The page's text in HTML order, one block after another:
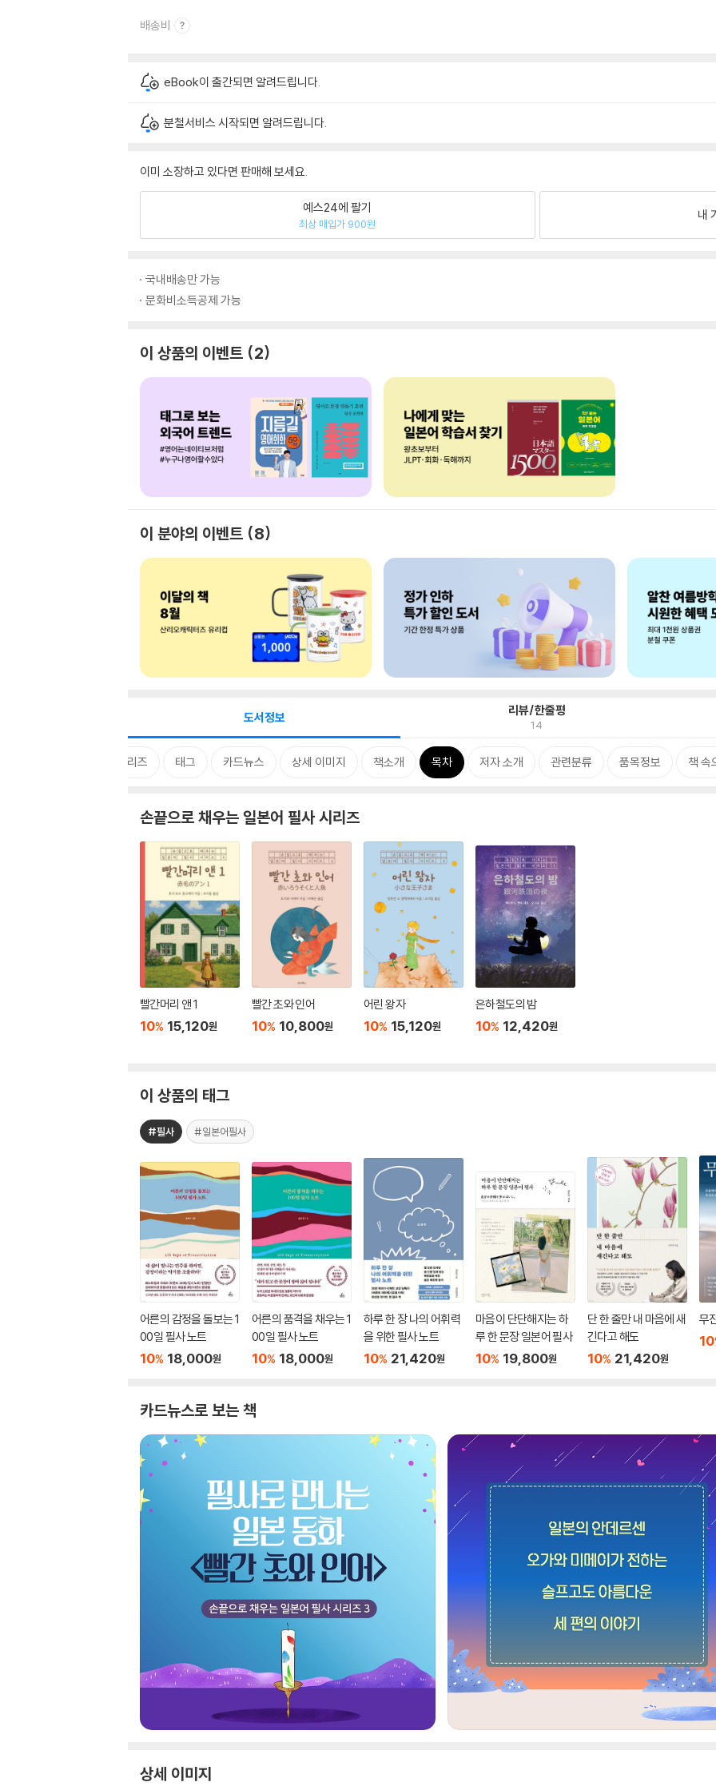
배송비
eBook이 출간되면 알려드립니다.
분철서비스 시작되면 알려드립니다.
이미 소장하고 있다면 판매해 보세요.
예스24에 팔기
최상 매입가 900원
내
국내배송만 가능
문화비소득공제 가능
이 상품의 이벤트 2
이 분야의 이벤트 8
도서정보 리뷰/한줄평
14
시리즈 태그 카드뉴스 상세 이미지 책소개 목차 저자 소개 관련분류 품목정보 책 속
손끝으로 채우는 일본어 필사 시리즈
빨간머리 앤 1
10% 15,120원
빨간 초와 인어
10% 10,800원
어린 왕자
10% 15,120원
은하철도의 밤
10% 12,420원
이 상품의 태그
#필사 #일본어필사
어른의 감정을 돌보는 1
00일 필사 노트
10% 18,000원
어른의 품격을 채우는 1
00일 필사 노트
10% 18,000원
하루 한 장 나의 어휘력
을 위한 필사 노트
10% 21,420원
마음이 단단해지는 하
루 한 문장 일본어 필사
10% 19,800원
단 한 줄만 내 마음에 새
긴다고 해도
10% 21,420원
무
10
카드뉴스로 보는 책
상세 이미지